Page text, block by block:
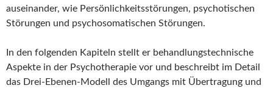
auseinander, wie Persönlichkeitsstörungen, psychotischen
Störungen und psychosomatischen Störungen.
In den folgenden Kapiteln stellt er behandlungstechnische
Aspekte in der Psychotherapie vor und beschreibt im Detail
das Drei-Ebenen-Modell des Umgangs mit Übertragung und